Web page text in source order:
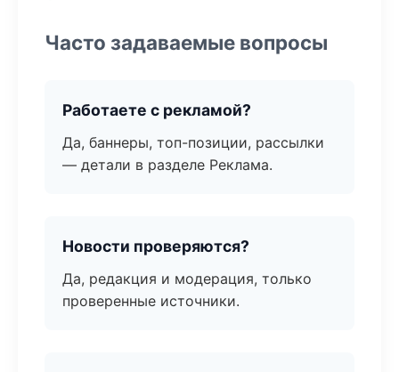
Часто задаваемые вопросы
Работаете с рекламой?
Да, баннеры, топ-позиции, рассылки
— детали в разделе Реклама.
Новости проверяются?
Да, редакция и модерация, только
проверенные источники.